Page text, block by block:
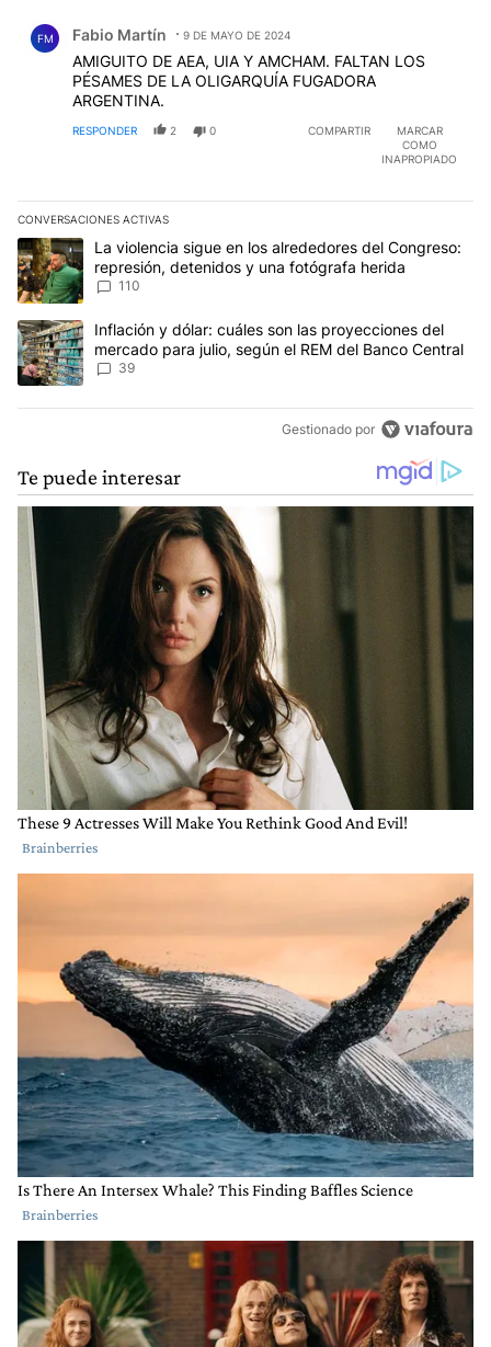
FM Fabio Martín 9 DE MAYO DE 2024
AMIGUITO DE AEA, UIA Y AMCHAM. FALTAN LOS
PÉSAMES DE LA OLIGARQUÍA FUGADORA
ARGENTINA.
RESPONDER 2 0 COMPARTIR
MARCAR
COMO
INAPROPIADO
CONVERSACIONES ACTIVAS
Este listado muestra los artículos con más comentarios en los
Un artículo de tendencia con el título "La violencia sigue en los
La violencia sigue en los alrededores del Congreso:
represión, detenidos y una fotógrafa herida
110
Un artículo de tendencia con el título "Inflación y dólar: cuáles
Inflación y dólar: cuáles son las proyecciones del
mercado para julio, según el REM del Banco Central
39
Gestionado por